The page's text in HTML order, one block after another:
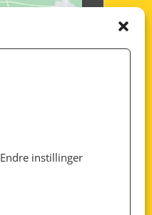
Endre instillinger